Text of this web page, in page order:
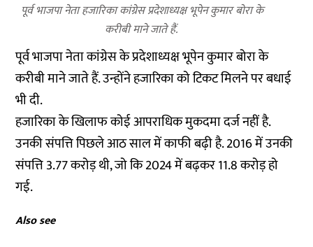
पूर्व भाजपा नेता हजारिका कांग्रेस प्रदेशाध्यक्ष भूपेन कुमार बोरा के
करीबी माने जाते हैं.
पूर्व भाजपा नेता कांग्रेस के प्रदेशाध्यक्ष भूपेन कुमार बोरा के
करीबी माने जाते हैं. उन्होंने हजारिका को टिकट मिलने पर बधाई
भी दी.
हजारिका के खिलाफ कोई आपराधिक मुकदमा दर्ज नहीं है.
उनकी संपत्ति पिछले आठ साल में काफी बढ़ी है. 2016 में उनकी
संपत्ति 3.77 करोड़ थी, जो कि 2024 में बढ़कर 11.8 करोड़ हो
गई.
Also see